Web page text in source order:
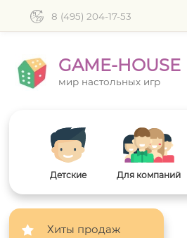
8 (495) 204-17-53
GAME-HOUSE
мир настольных игр
Детские Для компаний
Хиты продаж